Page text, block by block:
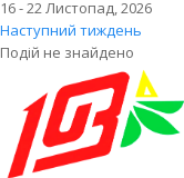
16 - 22 Листопад, 2026
Наступний тиждень
Подій не знайдено